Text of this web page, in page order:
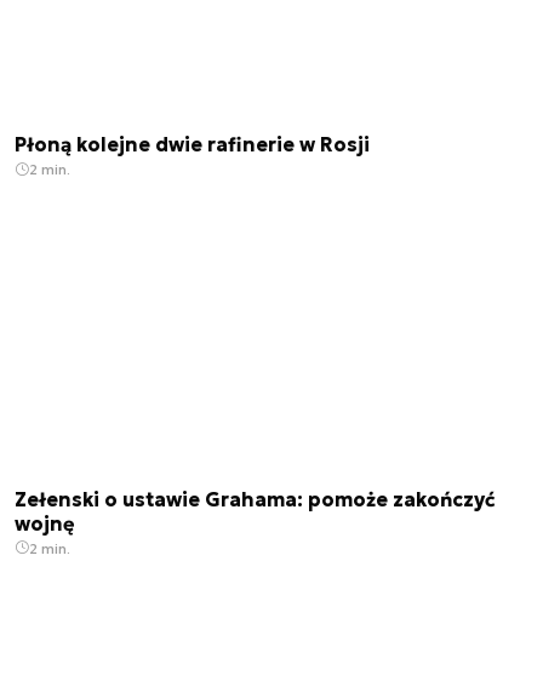
Płoną kolejne dwie rafinerie w Rosji
2 min.
Zełenski o ustawie Grahama: pomoże zakończyć
wojnę
2 min.